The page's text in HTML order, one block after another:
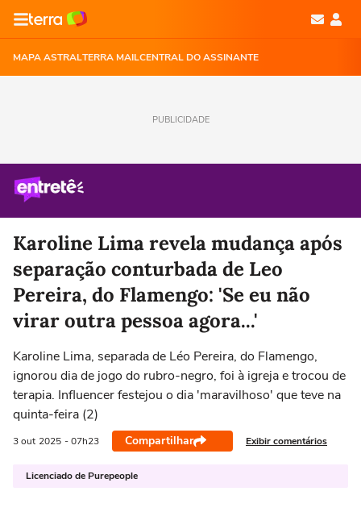
MAPA ASTRALTERRA MAILCENTRAL DO ASSINANTE
PUBLICIDADE
Karoline Lima revela mudança após
separação conturbada de Leo
Pereira, do Flamengo: 'Se eu não
virar outra pessoa agora...'
Karoline Lima, separada de Léo Pereira, do Flamengo,
ignorou dia de jogo do rubro-negro, foi à igreja e trocou de
terapia. Influencer festejou o dia 'maravilhoso' que teve na
quinta-feira (2)
3 out 2025 - 07h23 Compartilhar Exibir comentários
Licenciado de Purepeople